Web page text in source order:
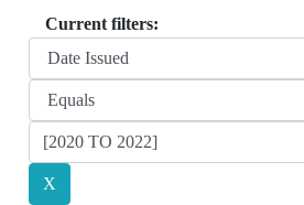
Current filters: